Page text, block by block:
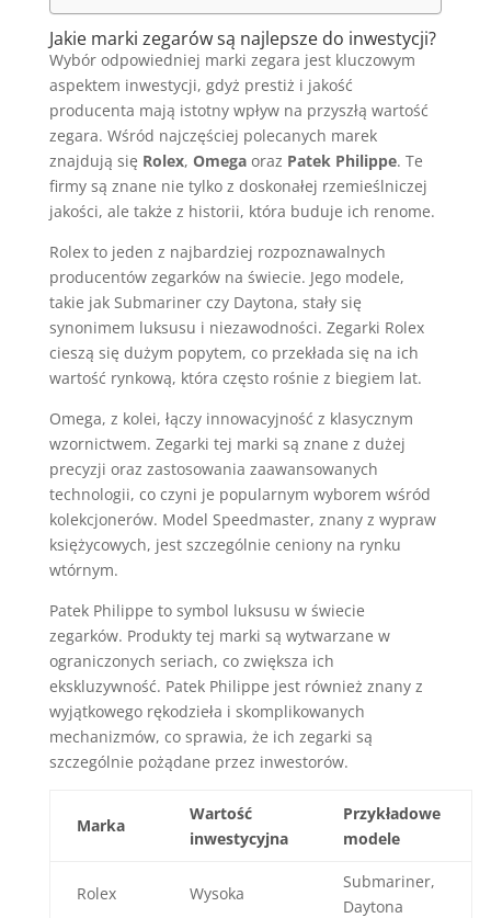
Jakie marki zegarów są najlepsze do inwestycji?
Wybór odpowiedniej marki zegara jest kluczowym
aspektem inwestycji, gdyż prestiż i jakość
producenta mają istotny wpływ na przyszłą wartość
zegara. Wśród najczęściej polecanych marek
znajdują się Rolex, Omegaoraz Patek Philippe. Te
firmy są znane nie tylko z doskonałej rzemieślniczej
jakości, ale także z historii, która buduje ich renome.
Rolex to jeden z najbardziej rozpoznawalnych
producentów zegarków na świecie. Jego modele,
takie jak Submariner czy Daytona, stały się
synonimem luksusu i niezawodności. Zegarki Rolex
cieszą się dużym popytem, co przekłada się na ich
wartość rynkową, która często rośnie z biegiem lat.
Omega, z kolei, łączy innowacyjność z klasycznym
wzornictwem. Zegarki tej marki są znane z dużej
precyzji oraz zastosowania zaawansowanych
technologii, co czyni je popularnym wyborem wśród
kolekcjonerów. Model Speedmaster, znany z wypraw
księżycowych, jest szczególnie ceniony na rynku
wtórnym.
Patek Philippe to symbol luksusu w świecie
zegarków. Produkty tej marki są wytwarzane w
ograniczonych seriach, co zwiększa ich
ekskluzywność. Patek Philippe jest również znany z
wyjątkowego rękodzieła i skomplikowanych
mechanizmów, co sprawia, że ich zegarki są
szczególnie pożądane przez inwestorów.
Marka
Wartość
inwestycyjna
Przykładowe
modele
Rolex Wysoka
Submariner,
Daytona